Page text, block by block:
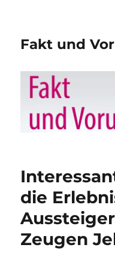
Fakt und
die
Zeugen